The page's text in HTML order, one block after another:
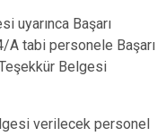
uyarınca Başarı
tabi personele Başarı
Belgesi
verilecek personel